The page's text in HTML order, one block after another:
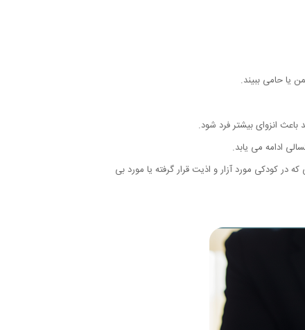
یا حامی ببیند.
باعث انزوای بیشتر فرد شود.
ادامه می یابد.
در کودکی مورد آزار و اذیت قرار گرفته یا مورد بی